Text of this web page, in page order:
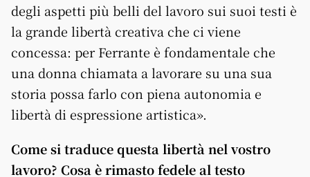
degli aspetti più belli del lavoro sui suoi testi è
la grande libertà creativa che ci viene
concessa: per Ferrante è fondamentale che
una donna chiamata a lavorare su una sua
storia possa farlo con piena autonomia e
libertà di espressione artistica».
Come si traduce questa libertà nel vostro
lavoro? Cosa è rimasto fedele al testo